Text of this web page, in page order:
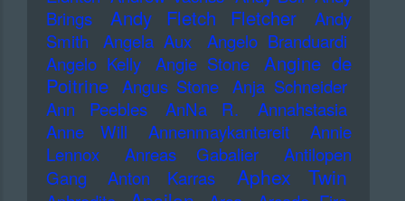
Brings
Andy Fletch Fletcher
Andy
Smith
Angela Aux
Angelo Branduardi
Angelo Kelly
Angie Stone
Angine de
Poitrine Angus Stone Anja Schneider
Ann Peebles
AnNa R.
Annahstasia
Anne Will
Annenmaykantereit
Annie
Lennox
Anreas Gabalier
Antilopen
Gang
Anton Karras Aphex Twin